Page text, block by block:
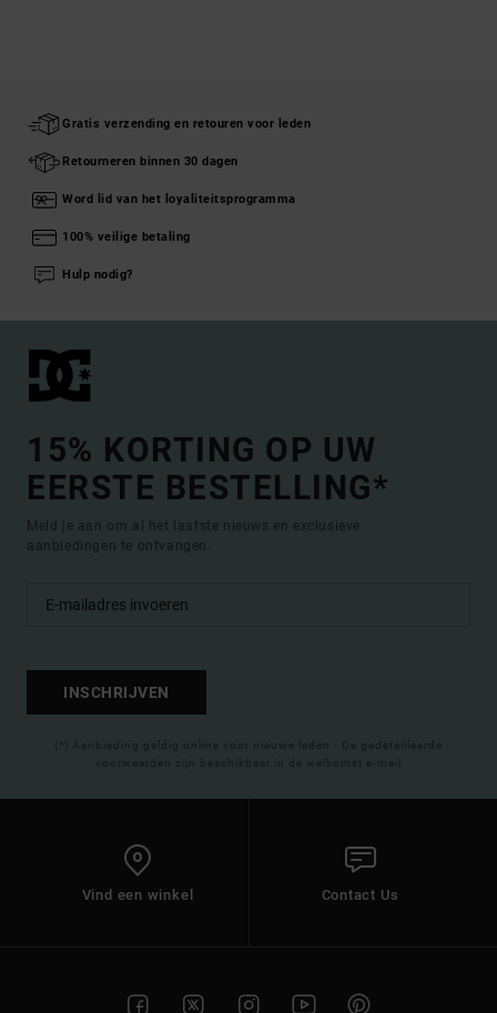
Gratis verzending en retouren voor leden
Retourneren binnen 30 dagen
Word lid van het loyaliteitsprogramma
100% veilige betaling
Hulp nodig?
15% KORTING OP UW
EERSTE BESTELLING*
Meld je aan om al het laatste nieuws en exclusieve
aanbiedingen te ontvangen.
INSCHRIJVEN
(*) Aanbieding geldig online voor nieuwe leden - De gedetailleerde
voorwaarden zijn beschikbaar in de welkomst e-mail
Vind een winkel Contact Us